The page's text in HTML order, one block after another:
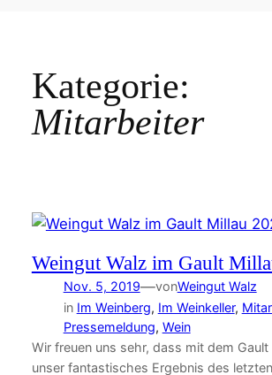
Kategorie:
Mitarbeiter
Weingut Walz im Gault
Nov. 5, 2019—vonWeingut Walz
in Im Weinberg, Im Weinkeller,
Pressemeldung, Wein
Wir freuen uns sehr, dass mit dem
unser fantastisches Ergebnis des